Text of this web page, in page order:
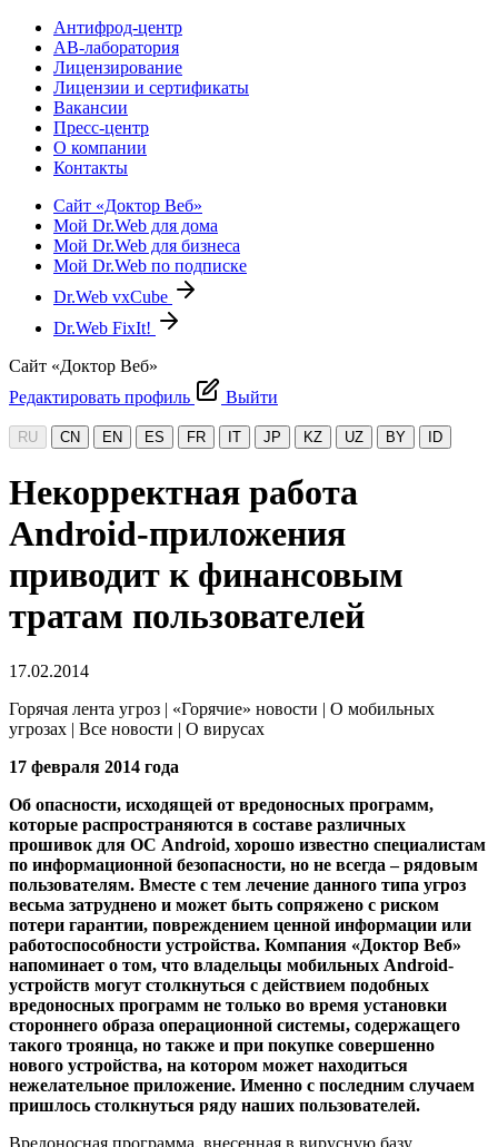
Антифрод-центр
АВ-лаборатория
Лицензирование
Лицензии и сертификаты
Вакансии
Пресс-центр
О компании
Контакты
Сайт «Доктор Веб»
Мой Dr.Web для дома
Мой Dr.Web для бизнеса
Мой Dr.Web по подписке
Dr.Web vxCube
Dr.Web FixIt!
Сайт «Доктор Веб»
Редактировать профиль
Выйти
RU CN EN ES FR IT JP KZ UZ BY ID
Некорректная работа
Android-приложения
приводит к финансовым
тратам пользователей
17.02.2014
Горячая лента угроз | «Горячие» новости | О мобильных
угрозах | Все новости | О вирусах
17 февраля 2014 года
Об опасности, исходящей от вредоносных программ,
которые распространяются в составе различных
прошивок для ОС Android, хорошо известно специалистам
по информационной безопасности, но не всегда – рядовым
пользователям. Вместе с тем лечение данного типа угроз
весьма затруднено и может быть сопряжено с риском
потери гарантии, повреждением ценной информации или
работоспособности устройства. Компания «Доктор Веб»
напоминает о том, что владельцы мобильных Android-
устройств могут столкнуться с действием подобных
вредоносных программ не только во время установки
стороннего образа операционной системы, содержащего
такого троянца, но также и при покупке совершенно
нового устройства, на котором может находиться
нежелательное приложение. Именно с последним случаем
пришлось столкнуться ряду наших пользователей.
Вредоносная программа, внесенная в вирусную базу